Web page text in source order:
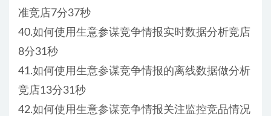
准竞店7分37秒
40.如何使用生意参谋竞争情报实时数据分析竞店
8分31秒
41.如何使用生意参谋竞争情报的离线数据做分析
竞店13分31秒
42.如何使用生意参谋竞争情报关注监控竞品情况